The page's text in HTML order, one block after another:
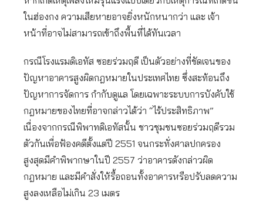
ในฮ่องกง ความเสียหายอาจยิ่งหนักหนากว่า และ เจ้า
หน้าที่อาจไม่สามารถเข้าถึงพื้นที่ได้ทันเวลา
กรณีโรงแรมดิเอทัส ซอยร่วมฤดี เป็นตัวอย่างที่ชัดเจนของ
ปัญหาอาคารสูงผิดกฎหมายในประเทศไทย ซึ่งสะท้อนถึง
ปัญหาการจัดการ กำกับดูแล โดยเฉพาะระบบการบังคับใช้
กฎหมายของไทยที่อาจกล่าวได้ว่า “ไร้ประสิทธิภาพ”
เนื่องจากกรณีพิพาทดิเอทัสนั้น ชาวชุมชนซอยร่วมฤดีรวม
ตัวกันเพื่อฟ้องคดีตั้งแต่ปี 2551 จนกระทั่งศาลปกครอง
สูงสุดมีคำพิพากษาในปี 2557 ว่าอาคารดังกล่าวผิด
กฎหมาย และมีคำสั่งให้รื้อถอนทั้งอาคารหรือปรับลดความ
สูงลงเหลือไม่เกิน 23 เมตร